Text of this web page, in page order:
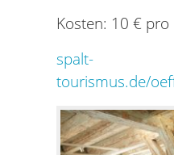
Kosten: 10 € pro
spalt-
tourismus.de/